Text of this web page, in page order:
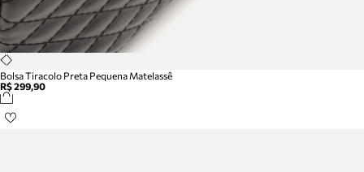
Bolsa Tiracolo Preta Pequena Matelassê
R$ 299,90